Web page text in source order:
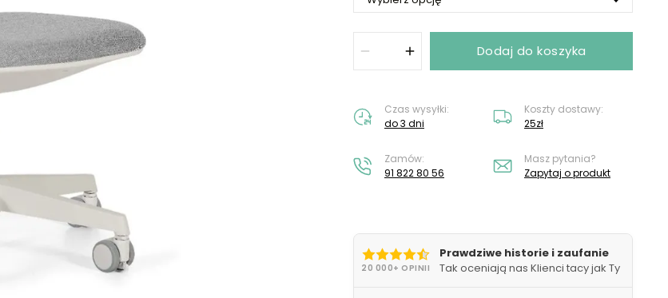
Dodaj do koszyka
Czas wysyłki:
do 3 dni
Koszty dostawy:
25zł
Zamów:
91 822 80 56
Masz pytania?
Zapytaj o produkt
20 000+ OPINII
Prawdziwe historie i zaufanie
Tak oceniają nas Klienci tacy jak Ty